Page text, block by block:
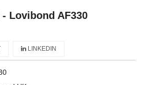
Lovibond AF330
LINKEDIN